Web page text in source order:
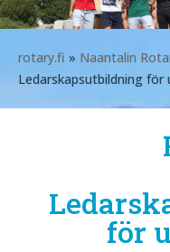
rotary.fi » Naantalin
Ledarskapsutbildning för
för